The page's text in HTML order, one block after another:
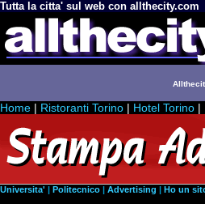
Tutta la citta' sul web con allthecity.com
Home | Ristoranti Torino | Hotel Torino |
Universita' | Politecnico | Advertising | Ho un